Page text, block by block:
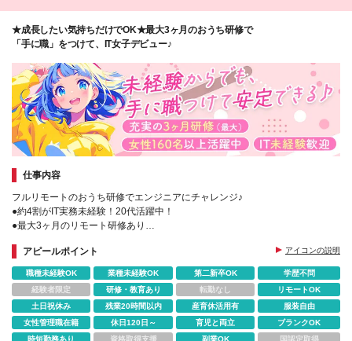
★成長したい気持ちだけでOK★最大3ヶ月のおうち研修で
「手に職」をつけて、IT女子デビュー♪
仕事内容
フルリモートのおうち研修でエンジニアにチャレンジ♪
●約4割がIT実務未経験！20代活躍中！
●最大3ヶ月のリモート研修あり
●資格取得支援でスキルアップをサポート
アピールポイント アイコンの説明
職種未経験OK 業種未経験OK 第二新卒OK
学歴不問
経験者限定
研修・教育あり 転勤なし
リモートOK
土日祝休み
残業20時間以内 産育休活用有
服装自由
女性管理職在籍
休日120日～ 育児と両立
ブランクOK
時短勤務あり
資格取得支援 副業OK 国認定取得